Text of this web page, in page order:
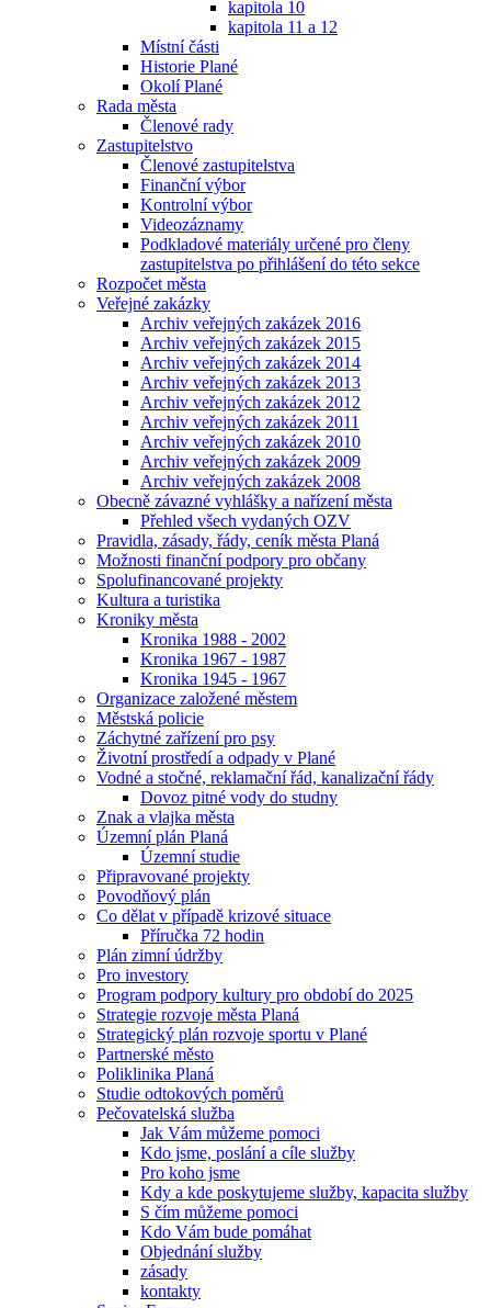
kapitola 10
kapitola 11 a 12
Místní části
Historie Plané
Okolí Plané
Rada města
Členové rady
Zastupitelstvo
Členové zastupitelstva
Finanční výbor
Kontrolní výbor
Videozáznamy
Podkladové materiály určené pro členy
zastupitelstva po přihlášení do této sekce
Rozpočet města
Veřejné zakázky
Archiv veřejných zakázek 2016
Archiv veřejných zakázek 2015
Archiv veřejných zakázek 2014
Archiv veřejných zakázek 2013
Archiv veřejných zakázek 2012
Archiv veřejných zakázek 2011
Archiv veřejných zakázek 2010
Archiv veřejných zakázek 2009
Archiv veřejných zakázek 2008
Obecně závazné vyhlášky a nařízení města
Přehled všech vydaných OZV
Pravidla, zásady, řády, ceník města Planá
Možnosti finanční podpory pro občany
Spolufinancované projekty
Kultura a turistika
Kroniky města
Kronika 1988 - 2002
Kronika 1967 - 1987
Kronika 1945 - 1967
Organizace založené městem
Městská policie
Záchytné zařízení pro psy
Životní prostředí a odpady v Plané
Vodné a stočné, reklamační řád, kanalizační řády
Dovoz pitné vody do studny
Znak a vlajka města
Územní plán Planá
Územní studie
Připravované projekty
Povodňový plán
Co dělat v případě krizové situace
Příručka 72 hodin
Plán zimní údržby
Pro investory
Program podpory kultury pro období do 2025
Strategie rozvoje města Planá
Strategický plán rozvoje sportu v Plané
Partnerské město
Poliklinika Planá
Studie odtokových poměrů
Pečovatelská služba
Jak Vám můžeme pomoci
Kdo jsme, poslání a cíle služby
Pro koho jsme
Kdy a kde poskytujeme služby, kapacita služby
S čím můžeme pomoci
Kdo Vám bude pomáhat
Objednání služby
zásady
kontakty